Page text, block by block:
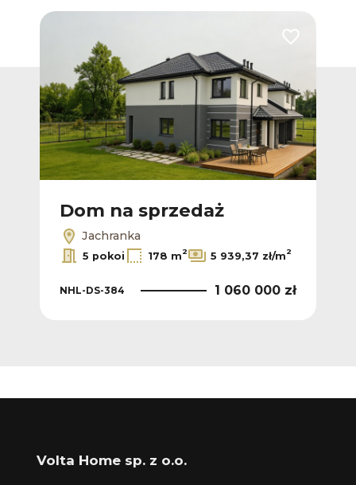
Dodaj do
Dom na sprzedaż
Jachranka
5 pokoi 178 m2 5 939,37 zł/m2
NHL-DS-384 1 060 000 zł
Volta Home sp. z o.o.